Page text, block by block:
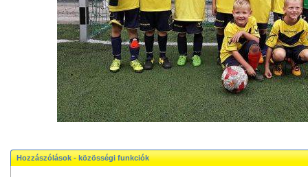
Hozzászólások - közösségi funkciók